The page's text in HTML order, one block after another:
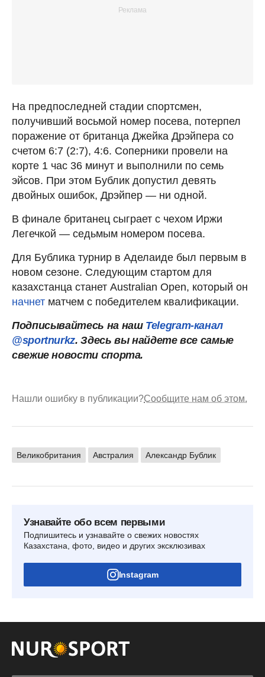
На предпоследней стадии спортсмен,
получивший восьмой номер посева, потерпел
поражение от британца Джейка Дрэйпера со
счетом 6:7 (2:7), 4:6. Соперники провели на
корте 1 час 36 минут и выполнили по семь
эйсов. При этом Бублик допустил девять
двойных ошибок, Дрэйпер — ни одной.
В финале британец сыграет с чехом Иржи
Легечкой — седьмым номером посева.
Для Бублика турнир в Аделаиде был первым в
новом сезоне. Следующим стартом для
казахстанца станет Australian Open, который он
начнет матчем с победителем квалификации.
Подписывайтесь на наш Telegram-канал
@sportnurkz. Здесь вы найдете все самые
свежие новости спорта.
Нашли ошибку в публикации?Сообщите нам об этом.
Великобритания Австралия Александр Бублик
Узнавайте обо всем первыми
Подпишитесь и узнавайте о свежих новостях
Казахстана, фото, видео и других эксклюзивах
Instagram